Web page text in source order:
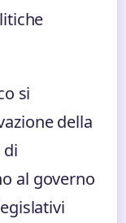
si
della
di
al governo